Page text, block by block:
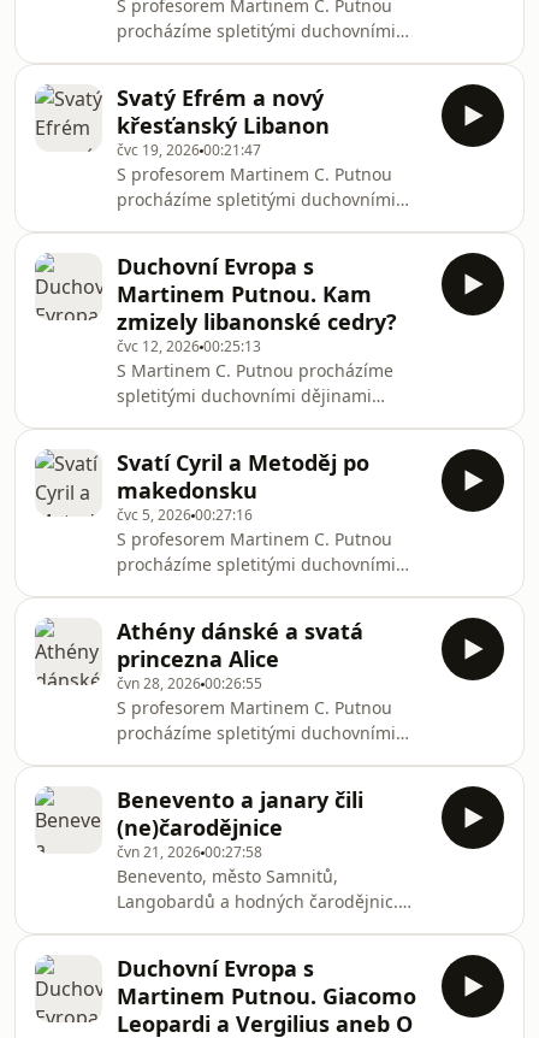
na webu mujRozhlas.cz.
S profesorem Martinem C. Putnou
procházíme spletitými duchovními
podcastu Spirituála můžete pohodlně
poslouchat v mobilní aplikaci
mujRozhlas pro Android a iOS nebo
na webu mujRozhlas.cz.
Svatý Efrém a nový
křesťanský Libanon
čvc 19, 202600:21:47
S profesorem Martinem C. Putnou
procházíme spletitými duchovními
podcastu Spirituála můžete pohodlně
poslouchat v mobilní aplikaci
mujRozhlas pro Android a iOS nebo
na webu mujRozhlas.cz.
Duchovní Evropa s
Martinem Putnou. Kam
zmizely libanonské cedry?
čvc 12, 202600:25:13
S Martinem C. Putnou procházíme
spletitými duchovními dějinami
Spirituála můžete pohodlně
poslouchat v mobilní aplikaci
mujRozhlas pro Android a iOS nebo
na webu mujRozhlas.cz.
Svatí Cyril a Metoděj po
makedonsku
čvc 5, 202600:27:16
S profesorem Martinem C. Putnou
procházíme spletitými duchovními
podcastu Spirituála můžete pohodlně
poslouchat v mobilní aplikaci
mujRozhlas pro Android a iOS nebo
na webu mujRozhlas.cz.
Athény dánské a svatá
princezna Alice
čvn 28, 202600:26:55
S profesorem Martinem C. Putnou
procházíme spletitými duchovními
podcastu Spirituála můžete pohodlně
poslouchat v mobilní aplikaci
mujRozhlas pro Android a iOS nebo
na webu mujRozhlas.cz.
Benevento a janary čili
(ne)čarodějnice
čvn 21, 202600:27:58
Benevento, město Samnitů,
Langobardů a hodných čarodějnic.
můžete pohodlně poslouchat v
mobilní aplikaci mujRozhlas pro
Android a iOS nebo na webu
Duchovní Evropa s
Martinem Putnou. Giacomo
Leopardi a Vergilius aneb O